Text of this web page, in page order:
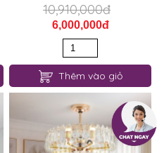
10,910,000đ
6,000,000đ
Thêm vào giỏ